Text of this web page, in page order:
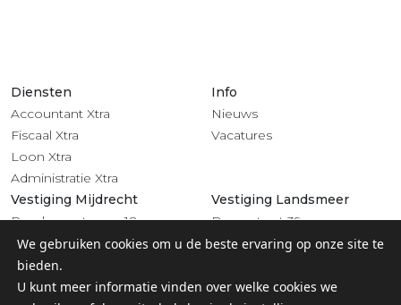
Volg ons
Diensten
Accountant Xtra
Fiscaal Xtra
Loon Xtra
Administratie Xtra
Info
Nieuws
Vacatures
Vestiging Mijdrecht
Rendementsweg 18
3641 SL Mijdrecht
0297 - 283 201
Vestiging Landsmeer
Dorpsstraat 39
1121 BV Landsmeer
We gebruiken cookies om u de beste ervaring op onze site te
bieden.
U kunt meer informatie vinden over welke cookies we